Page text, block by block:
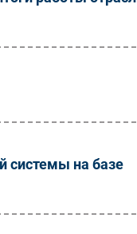
системы на базе